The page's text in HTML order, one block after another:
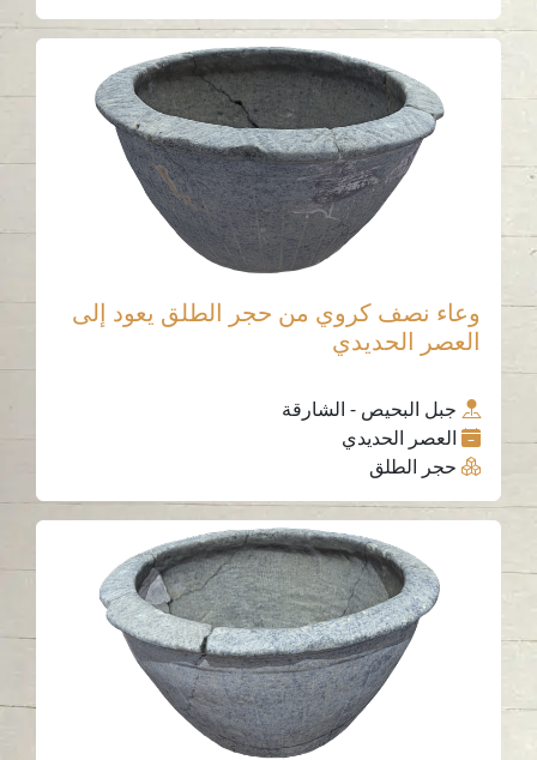
وعاء نصف كروي من حجر الطلق يعود إلى
العصر الحديدي
جبل البحيص - الشارقة
العصر الحديدي
حجر الطلق